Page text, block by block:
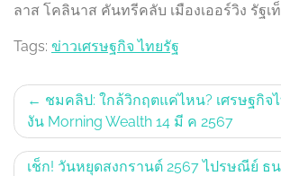
ลาส โคลินาส คันทรีคลับ เมืองเออร์วิง รัฐเ
Tags: ข่าวเศรษฐกิจ ไทยรัฐ
Post
navigation
ชมคลิป: ใกล้วิกฤตแค่ไหน? เศรษฐกิจไ
งัน Morning Wealth 14 มี ค 2567
เช็ก! วันหยุดสงกรานต์ 2567 ไปรษณีย์ ธ